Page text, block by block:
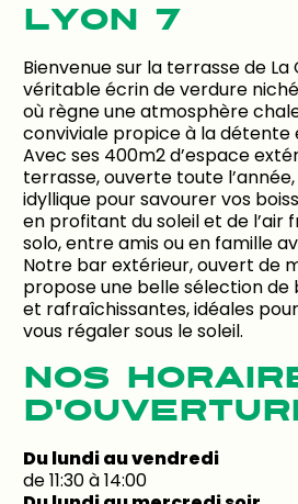
LYON 7
Bienvenue sur la terrasse de La
véritable écrin de verdure
où règne une atmosphère
conviviale propice à la détente
Avec ses 400m2 d’espace
terrasse, ouverte toute
idyllique pour savourer vos
en profitant du soleil et de l’air
solo, entre amis ou en famille
Notre bar extérieur, ouvert de
propose une belle sélection de
et rafraîchissantes, idéales
vous régaler sous le soleil.
NOS
Du lundi au vendredi
de 11:30 à 14:00